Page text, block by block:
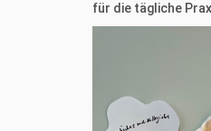
für die tägliche